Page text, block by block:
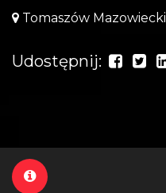
Tomaszów Mazowiecki
Udostępnij: